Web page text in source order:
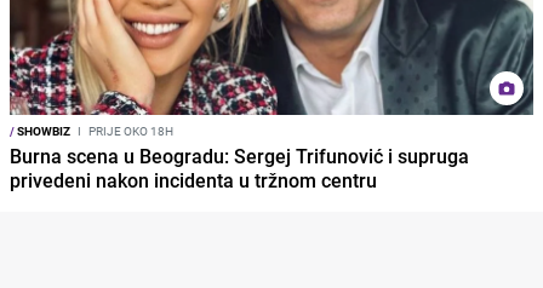
/SHOWBIZ I PRIJE OKO 18H
Burna scena u Beogradu: Sergej Trifunović i supruga
privedeni nakon incidenta u tržnom centru